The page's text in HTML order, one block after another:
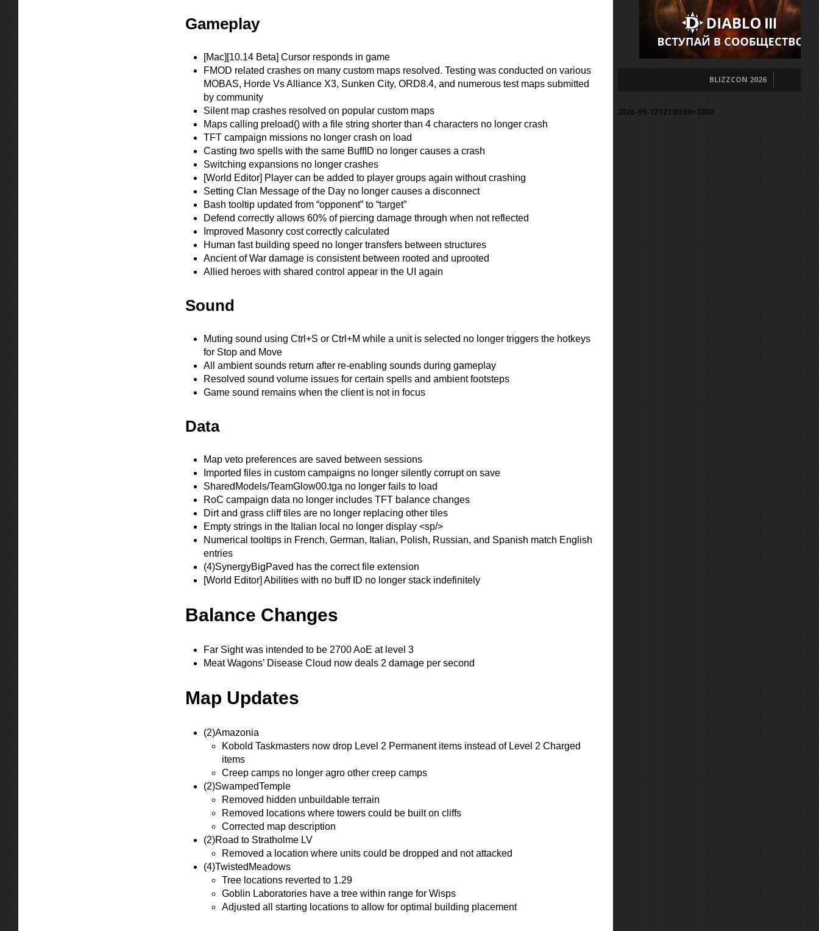
Gameplay
[Mac][10.14 Beta] Cursor responds in game
FMOD related crashes on many custom maps resolved. Testing was conducted on various
MOBAS, Horde Vs Alliance X3, Sunken City, ORD8.4, and numerous test maps submitted
by community
Silent map crashes resolved on popular custom maps
Maps calling preload() with a file string shorter than 4 characters no longer crash
TFT campaign missions no longer crash on load
Casting two spells with the same BuffID no longer causes a crash
Switching expansions no longer crashes
[World Editor] Player can be added to player groups again without crashing
Setting Clan Message of the Day no longer causes a disconnect
Bash tooltip updated from “opponent” to “target”
Defend correctly allows 60% of piercing damage through when not reflected
Improved Masonry cost correctly calculated
Human fast building speed no longer transfers between structures
Ancient of War damage is consistent between rooted and uprooted
Allied heroes with shared control appear in the UI again
Sound
Muting sound using Ctrl+S or Ctrl+M while a unit is selected no longer triggers the hotkeys
for Stop and Move
All ambient sounds return after re-enabling sounds during gameplay
Resolved sound volume issues for certain spells and ambient footsteps
Game sound remains when the client is not in focus
Data
Map veto preferences are saved between sessions
Imported files in custom campaigns no longer silently corrupt on save
SharedModels/TeamGlow00.tga no longer fails to load
RoC campaign data no longer includes TFT balance changes
Dirt and grass cliff tiles are no longer replacing other tiles
Empty strings in the Italian local no longer display <sp/>
Numerical tooltips in French, German, Italian, Polish, Russian, and Spanish match English
entries
(4)SynergyBigPaved has the correct file extension
[World Editor] Abilities with no buff ID no longer stack indefinitely
Balance Changes
Far Sight was intended to be 2700 AoE at level 3
Meat Wagons’ Disease Cloud now deals 2 damage per second
Map Updates
(2)Amazonia
Kobold Taskmasters now drop Level 2 Permanent items instead of Level 2 Charged
items
Creep camps no longer agro other creep camps
(2)SwampedTemple
Removed hidden unbuildable terrain
Removed locations where towers could be built on cliffs
Corrected map description
(2)Road to Stratholme LV
Removed a location where units could be dropped and not attacked
(4)TwistedMeadows
Tree locations reverted to 1.29
Goblin Laboratories have a tree within range for Wisps
Adjusted all starting locations to allow for optimal building placement
BLIZZCON 2026
2026-09-12T21:00:00+0300